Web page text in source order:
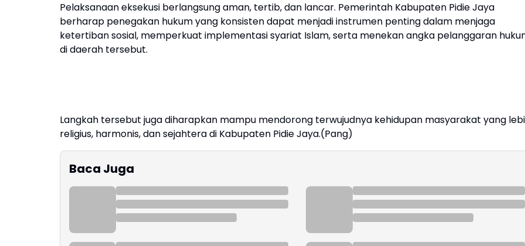
Pelaksanaan eksekusi berlangsung aman, tertib, dan lancar. Pemerintah Kabupaten Pidie Jaya
berharap penegakan hukum yang konsisten dapat menjadi instrumen penting dalam menjaga
ketertiban sosial, memperkuat implementasi syariat Islam, serta menekan angka pelanggaran
di daerah tersebut.
Langkah tersebut juga diharapkan mampu mendorong terwujudnya kehidupan masyarakat yang
religius, harmonis, dan sejahtera di Kabupaten Pidie Jaya.(Pang)
Baca Juga